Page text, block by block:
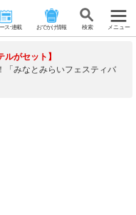
ス･連載 おでかけ情報 検 索 メニュー
ルがセット】
「みなとみらいフェスティバ